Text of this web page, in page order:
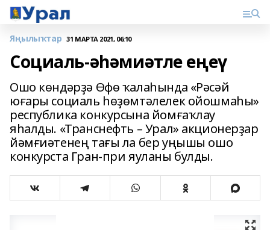
Яңылыҡтар 31 МАРТА 2021, 06:10
Социаль-әһәмиәтле еңеү
Ошо көндәрҙә Өфө ҡалаһында «Рәсәй
юғары социаль һөҙөмтәлелек ойошмаһы»
республика конкурсына йомғаҡлау
яһалды. «Транснефть – Урал» акционерҙар
йәмғиәтенең тағы ла бер уңышы ошо
конкурста Гран-при яуланы булды.